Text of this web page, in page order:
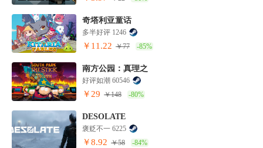
奇塔利亚童话
多半好评 1246
￥11.22 ￥77 -85%
南方公园：真理之
好评如潮 60546
￥29 ￥148 -80%
DESOLATE
褒贬不一 6225
￥8.92 ￥58 -84%